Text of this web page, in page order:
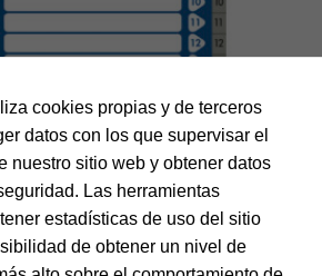
A4 – 1 al 20 Gris
cookies propias y de terceros
datos con los que supervisar el
nuestro sitio web y obtener datos
Las herramientas
estadísticas de uso del sitio
de obtener un nivel de